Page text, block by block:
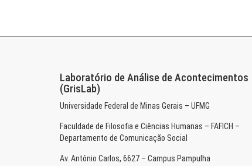
Laboratório de Análise de Acontecimentos
(GrisLab)
Universidade Federal de Minas Gerais – UFMG
Faculdade de Filosofia e Ciências Humanas – FAFICH –
Departamento de Comunicação Social
Av. Antônio Carlos, 6627 – Campus Pampulha